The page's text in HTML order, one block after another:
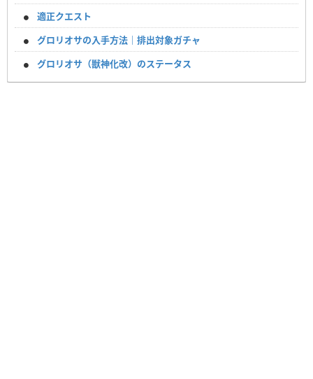
適正クエスト
グロリオサの入手方法｜排出対象ガチャ
グロリオサ（獣神化改）のステータス